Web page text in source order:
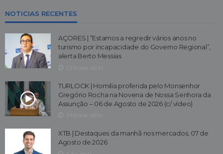
NOTICIAS RECENTES
AÇORES | “Estamos a regredir vários anos no
turismo por incapacidade do Governo Regional”,
alerta Berto Messias
TURLOCK | Homilia proferida pelo Monsenhor
Gregório Rocha na Novena de Nossa Senhora da
Assunção – 06 de Agosto de 2026 (c/ vídeo)
XTB | Destaques da manhã nos mercados, 07 de
Agosto de 2026